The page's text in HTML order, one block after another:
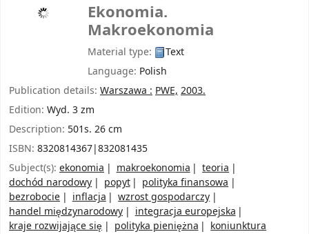
Ekonomia.
Makroekonomia
Material type:
Text
Language: Polish
Publication details: Warszawa : PWE, 2003.
Edition: Wyd. 3 zm
Description: 501s. 26 cm
ISBN: 8320814367|832081435
Subject(s): ekonomia makroekonomia
teoria
dochód narodowy
popyt
polityka finansowa
bezrobocie
inflacja
wzrost gospodarczy
handel międzynarodowy
integracja europejska
kraje rozwijające się
polityka pieniężna
koniunktura